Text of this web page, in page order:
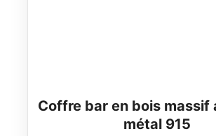
Coffre bar en bois massif
métal 915